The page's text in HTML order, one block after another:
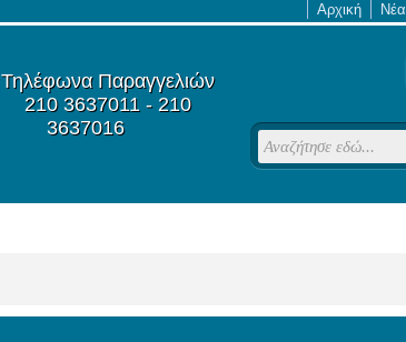
Αρχική Νέα
Τηλέφωνα Παραγγελιών
210 3637011 - 210
3637016